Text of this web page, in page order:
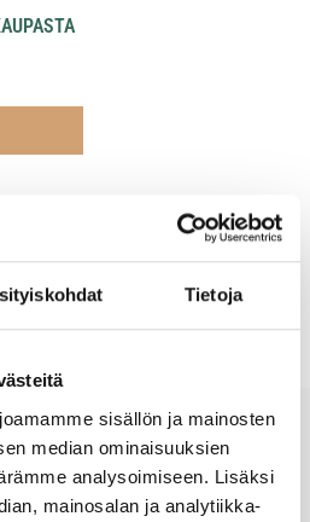
Tietoja
sisällön ja mainosten
median ominaisuuksien
analysoimiseen. Lisäksi
mainosalan ja analytiikka-
ole vielä arvosteluja -